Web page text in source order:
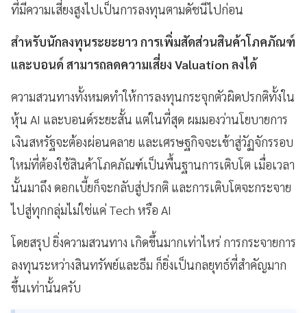
ที่มีความเสี่ยงสูงไปเป็นการลงทุนตามดัชนีไปก่อน
สำหรับนักลงทุนระยะยาว การเพิ่มสัดส่วนสินค้าโภคภัณฑ์
และบอนด์ สามารถลดความเสี่ยง Valuation ลงได้
ความสวนทางทั้งหมดทำให้การลงทุนกระจุกตัวผิดปรกติทั้งใน
หุ้น AI และบอนด์ระยะสั้น แต่ในที่สุด ผมมองว่านโยบายการ
เงินสหรัฐจะต้องผ่อนคลาย และเศรษฐกิจจะเข้าสู่วัฏจักรรอบ
ใหม่ที่ต้องใช้สินค้าโภคภัณฑ์เป็นพื้นฐานการเติบโต เมื่อเวลา
นั้นมาถึง ดอกเบี้ยก็จะกลับสู่ปรกติ และการเติบโตจะกระจาย
ไปสู่ทุกกลุ่มไม่ใช่แค่ Tech หรือ AI
โดยสรุป ยิ่งความสวนทาง เกิดขึ้นมากเท่าไหร่ การกระจายการ
ลงทุนระหว่างสินทรัพย์และธีม ก็ยิ่งเป็นกลยุทธ์ที่สำคัญมาก
ขึ้นเท่านั้นครับ